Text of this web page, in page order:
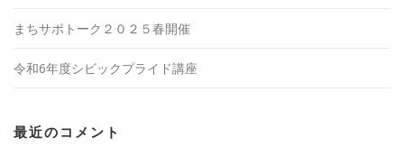
まちサポトーク２０２５春開催
令和6年度シビックプライド講座
最近のコメント